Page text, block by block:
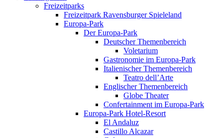
Freizeitparks
Freizeitpark Ravensburger Spieleland
Europa-Park
Der Europa-Park
Deutscher Themenbereich
Voletarium
Gastronomie im Europa-Park
Italienischer Themenbereich
Teatro dell’Arte
Englischer Themenbereich
Globe Theater
Confertainment im Europa-Park
Europa-Park Hotel-Resort
El Andaluz
Castillo Alcazar